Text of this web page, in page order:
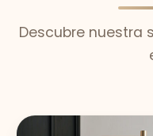
Descubre nuestra